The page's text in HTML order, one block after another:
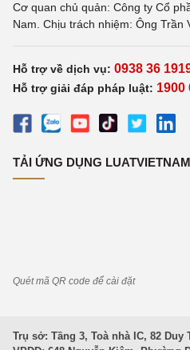
Cơ quan chủ quản: Công ty Cổ
Nam. Chịu trách nhiệm: Ông Trần
Hỗ trợ về dịch vụ: 0938 36
Hỗ trợ giải đáp pháp luật: 1900
TẢI ỨNG DỤNG LUATVIETNAM
Quét mã QR code để cài đặt
Trụ sở: Tầng 3, Toà nhà IC, 82 Duy